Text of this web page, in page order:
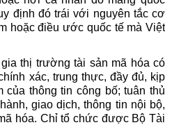
định đó trái với nguyên tắc cơ
hoặc điều ước quốc tế mà Việt
thị trường tài sản mã hóa có
xác, trung thực, đầy đủ, kịp
của thông tin công bố; tuân thủ
giao dịch, thông tin nội bộ,
hóa. Chỉ tổ chức được Bộ Tài